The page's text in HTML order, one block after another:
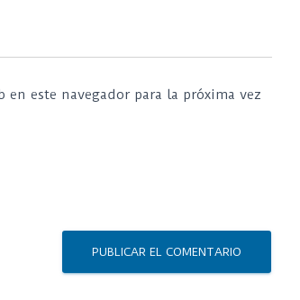
este navegador para la próxima vez